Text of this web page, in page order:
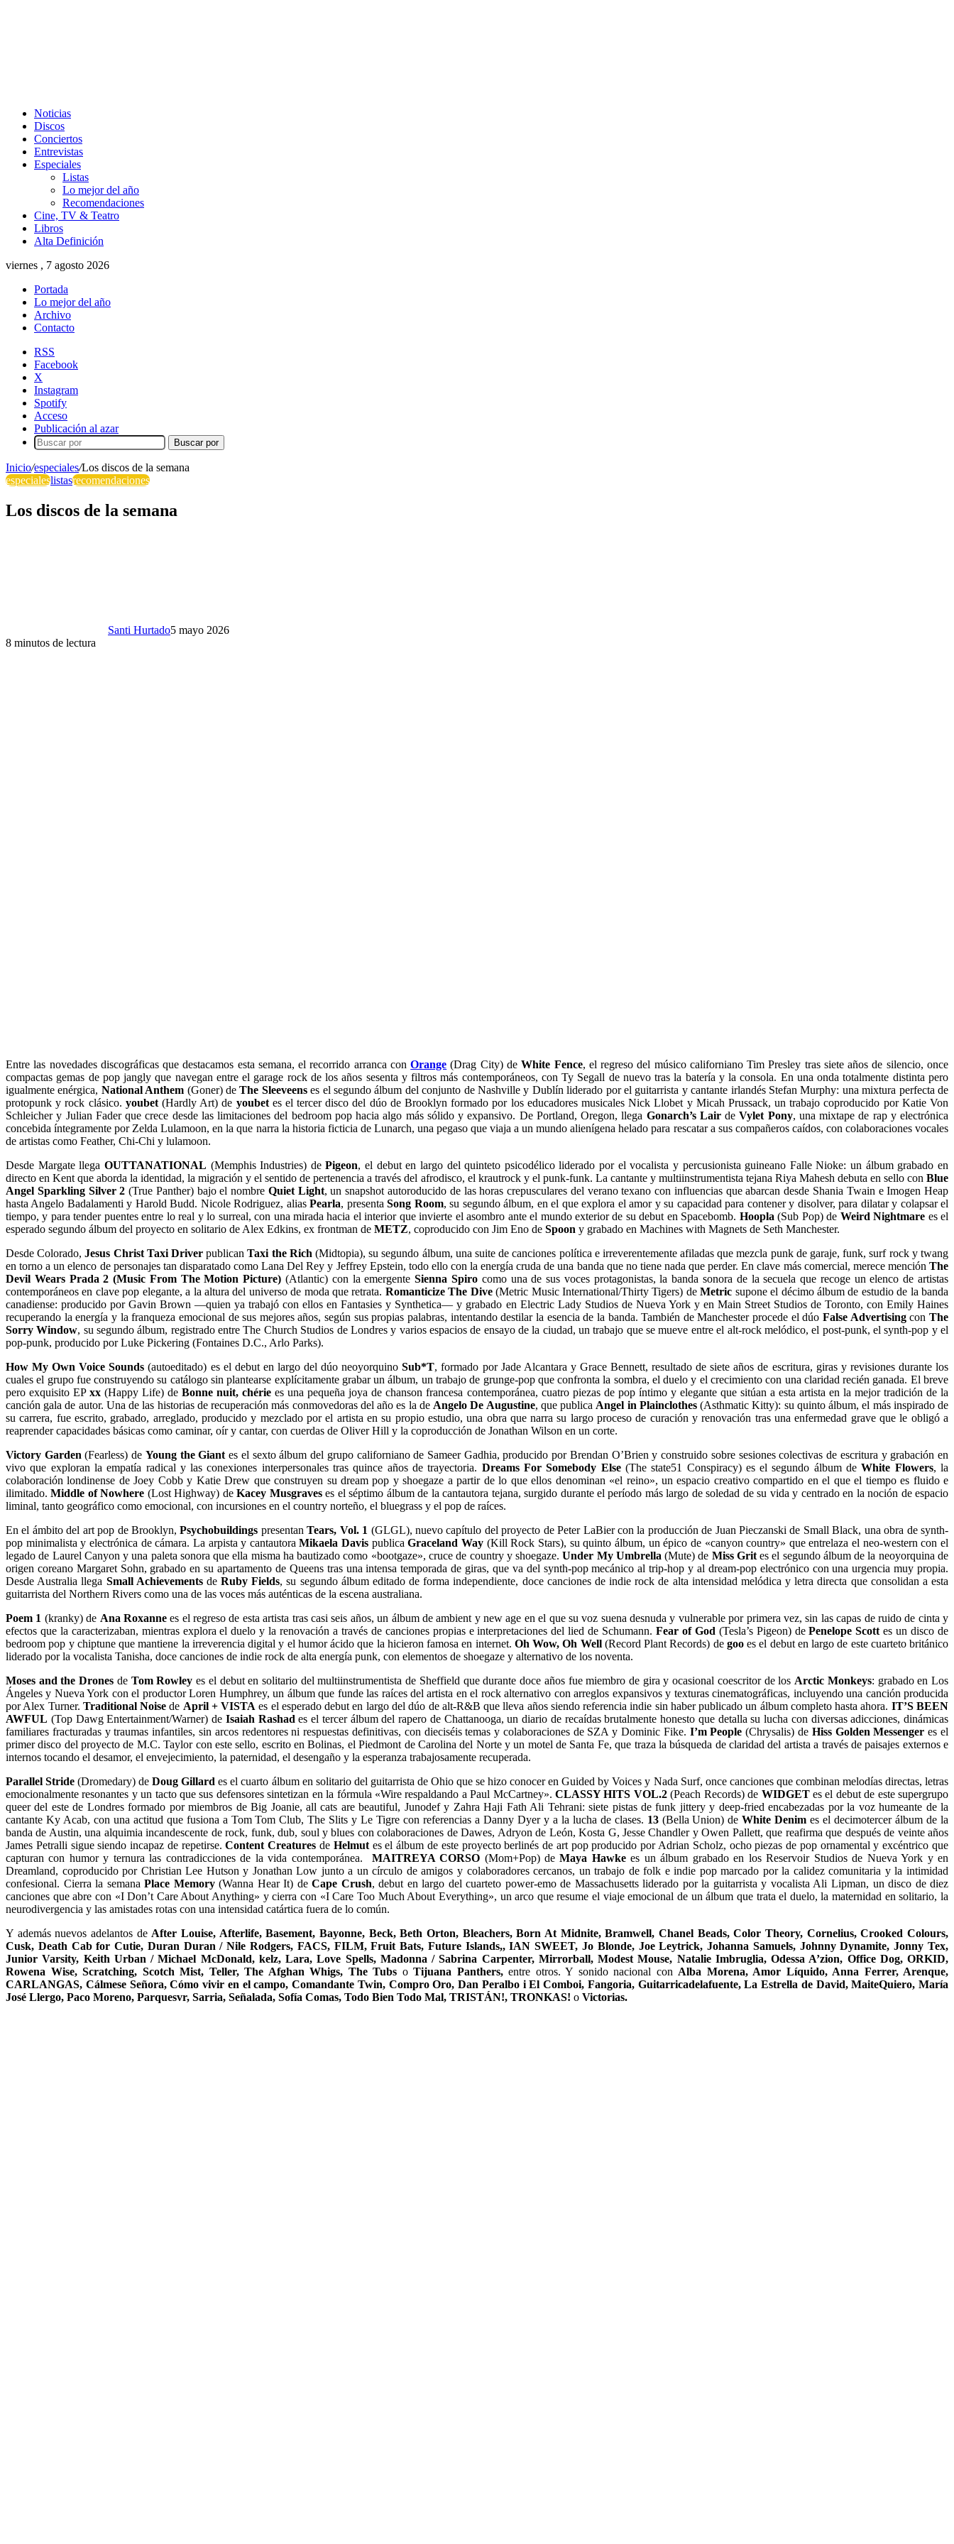
Noticias
Discos
Conciertos
Entrevistas
Especiales
Listas
Lo mejor del año
Recomendaciones
Cine, TV & Teatro
Libros
Alta Definición
viernes , 7 agosto 2026
Portada
Lo mejor del año
Archivo
Contacto
RSS
Facebook
X
Instagram
Spotify
Acceso
Publicación al azar
Buscar por
Inicio/especiales/Los discos de la semana
especialeslistasrecomendaciones
Los discos de la semana
Santi Hurtado5 mayo 2026
8 minutos de lectura
Entre las novedades discográficas que destacamos esta semana, el recorrido arranca conOrange (Drag City) deWhite Fence, el regreso del músico californiano Tim Presley tras siete años de silencio, once
compactas gemas de pop jangly que navegan entre el garage rock de los años sesenta y filtros más contemporáneos, con Ty Segall de nuevo tras la batería y la consola. En una onda totalmente distinta pero
igualmente enérgica, National Anthem (Goner) deThe Sleeveenses el segundo álbum del conjunto de Nashville y Dublín liderado por el guitarrista y cantante irlandés Stefan Murphy: una mixtura perfecta de
protopunk y rock clásico. youbet(Hardly Art) de youbetes el tercer disco del dúo de Brooklyn formado por los educadores musicales Nick Llobet y Micah Prussack, un trabajo coproducido por Katie Von
Schleicher y Julian Fader que crece desde las limitaciones del bedroom pop hacia algo más sólido y expansivo. De Portland, Oregon, llega Gonarch’s LairdeVylet Pony, una mixtape de rap y electrónica
concebida íntegramente por Zelda Lulamoon, en la que narra la historia ficticia de Lunarch, una pegaso que viaja a un mundo alienígena helado para rescatar a sus compañeros caídos, con colaboraciones vocales
de artistas como Feather, Chi-Chi y lulamoon.
Desde Margate llega OUTTANATIONAL (Memphis Industries) dePigeon, el debut en largo del quinteto psicodélico liderado por el vocalista y percusionista guineano Falle Nioke: un álbum grabado en
directo en Kent que aborda la identidad, la migración y el sentido de pertenencia a través del afrodisco, el krautrock y el punk-funk. La cantante y multiinstrumentista tejana Riya Mahesh debuta en sello con Blue
Angel Sparkling Silver 2 (True Panther) bajo el nombre Quiet Light, un snapshot autoroducido de las horas crepusculares del verano texano con influencias que abarcan desde Shania Twain e Imogen Heap
hasta Angelo Badalamenti y Harold Budd. Nicole Rodriguez, aliasPearla, presentaSong Room, su segundo álbum, en el que explora el amor y su capacidad para contener y disolver, para dilatar y colapsar el
tiempo, y para tender puentes entre lo real y lo surreal, con una mirada hacia el interior que invierte el asombro ante el mundo exterior de su debut en Spacebomb. Hoopla (Sub Pop) de Weird Nightmare es el
esperado segundo álbum del proyecto en solitario de Alex Edkins, ex frontman de METZ, coproducido con Jim Eno de Spoon y grabado en Machines with Magnets de Seth Manchester.
Desde Colorado,Jesus Christ Taxi DriverpublicanTaxi the Rich (Midtopia), su segundo álbum, una suite de canciones política e irreverentemente afiladas que mezcla punk de garaje, funk, surf rock y twang
en torno a un elenco de personajes tan disparatado como Lana Del Rey y Jeffrey Epstein, todo ello con la energía cruda de una banda que no tiene nada que perder. En clave más comercial, merece mención The
Devil Wears Prada 2 (Music From The Motion Picture) (Atlantic) con la emergenteSienna Spirocomo una de sus voces protagonistas, la banda sonora de la secuela que recoge un elenco de artistas
contemporáneos en clave pop elegante, a la altura del universo de moda que retrata. Romanticize The Dive(Metric Music International/Thirty Tigers) deMetric supone el décimo álbum de estudio de la banda
canadiense: producido por Gavin Brown —quien ya trabajó con ellos en Fantasies y Synthetica— y grabado en Electric Lady Studios de Nueva York y en Main Street Studios de Toronto, con Emily Haines
recuperando la energía y la franqueza emocional de sus mejores años, según sus propias palabras, intentando destilar la esencia de la banda. También de Manchester procede el dúoFalse AdvertisingconThe
Sorry Window, su segundo álbum, registrado entre The Church Studios de Londres y varios espacios de ensayo de la ciudad, un trabajo que se mueve entre el alt-rock melódico, el post-punk, el synth-pop y el
pop-punk, producido por Luke Pickering (Fontaines D.C., Arlo Parks).
How My Own Voice Sounds (autoeditado) es el debut en largo del dúo neoyorquinoSub*T, formado por Jade Alcantara y Grace Bennett, resultado de siete años de escritura, giras y revisiones durante los
cuales el grupo fue construyendo su catálogo sin plantearse explícitamente grabar un álbum, un trabajo de grunge-pop que confronta la sombra, el duelo y el crecimiento con una claridad recién ganada. El breve
pero exquisito EPxx (Happy Life) deBonne nuit, chériees una pequeña joya de chanson francesa contemporánea, cuatro piezas de pop íntimo y elegante que sitúan a esta artista en la mejor tradición de la
canción gala de autor. Una de las historias de recuperación más conmovedoras del año es la de Angelo De Augustine, que publica Angel in Plainclothes(Asthmatic Kitty): su quinto álbum, el más inspirado de
su carrera, fue escrito, grabado, arreglado, producido y mezclado por el artista en su propio estudio, una obra que narra su largo proceso de curación y renovación tras una enfermedad grave que le obligó a
reaprender capacidades básicas como caminar, oír y cantar, con cuerdas de Oliver Hill y la coproducción de Jonathan Wilson en un corte.
Victory Garden (Fearless) de Young the Giant es el sexto álbum del grupo californiano de Sameer Gadhia, producido por Brendan O’Brien y construido sobre sesiones colectivas de escritura y grabación en
vivo que exploran la empatía radical y las conexiones interpersonales tras quince años de trayectoria. Dreams For Somebody Else(The state51 Conspiracy) es el segundo álbum deWhite Flowers, la
colaboración londinense de Joey Cobb y Katie Drew que construyen su dream pop y shoegaze a partir de lo que ellos denominan «el reino», un espacio creativo compartido en el que el tiempo es fluido e
ilimitado.Middle of Nowhere (Lost Highway) deKacey Musgraveses el séptimo álbum de la cantautora tejana, surgido durante el período más largo de soledad de su vida y centrado en la noción de espacio
liminal, tanto geográfico como emocional, con incursiones en el country norteño, el bluegrass y el pop de raíces.
En el ámbito del art pop de Brooklyn,Psychobuildings presentanTears, Vol. 1 (GLGL), nuevo capítulo del proyecto de Peter LaBier con la producción de Juan Pieczanski de Small Black, una obra de synth-
pop minimalista y electrónica de cámara. La arpista y cantautoraMikaela Davis publicaGraceland Way (Kill Rock Stars), su quinto álbum, un épico de «canyon country» que entrelaza el neo-western con el
legado de Laurel Canyon y una paleta sonora que ella misma ha bautizado como «bootgaze», cruce de country y shoegaze.Under My Umbrella (Mute) de Miss Grites el segundo álbum de la neoyorquina de
origen coreano Margaret Sohn, grabado en su apartamento de Queens tras una intensa temporada de giras, que va del synth-pop mecánico al trip-hop y al dream-pop electrónico con una urgencia muy propia.
Desde Australia llega Small AchievementsdeRuby Fields, su segundo álbum editado de forma independiente, doce canciones de indie rock de alta intensidad melódica y letra directa que consolidan a esta
guitarrista del Northern Rivers como una de las voces más auténticas de la escena australiana.
Poem 1 (kranky) de Ana Roxannees el regreso de esta artista tras casi seis años, un álbum de ambient y new age en el que su voz suena desnuda y vulnerable por primera vez, sin las capas de ruido de cinta y
efectos que la caracterizaban, mientras explora el duelo y la renovación a través de canciones propias e interpretaciones del lied de Schumann. Fear of God (Tesla’s Pigeon) dePenelope Scott es un disco de
bedroom pop y chiptune que mantiene la irreverencia digital y el humor ácido que la hicieron famosa en internet. Oh Wow, Oh Well(Record Plant Records) de gooes el debut en largo de este cuarteto británico
liderado por la vocalista Tanisha, doce canciones de indie rock de alta energía punk, con elementos de shoegaze y alternativo de los noventa.
Moses and the Drones de Tom Rowley es el debut en solitario del multiinstrumentista de Sheffield que durante doce años fue miembro de gira y ocasional coescritor de los Arctic Monkeys: grabado en Los
Ángeles y Nueva York con el productor Loren Humphrey, un álbum que funde las raíces del artista en el rock alternativo con arreglos expansivos y texturas cinematográficas, incluyendo una canción producida
por Alex Turner. Traditional Noise de April + VISTA es el esperado debut en largo del dúo de alt-R&B que lleva años siendo referencia indie sin haber publicado un álbum completo hasta ahora. IT’S BEEN
AWFUL (Top Dawg Entertainment/Warner) de Isaiah Rashad es el tercer álbum del rapero de Chattanooga, un diario de recaídas brutalmente honesto que detalla su lucha con diversas adicciones, dinámicas
familiares fracturadas y traumas infantiles, sin arcos redentores ni respuestas definitivas, con dieciséis temas y colaboraciones de SZA y Dominic Fike. I’m People (Chrysalis) de Hiss Golden Messenger es el
primer disco del proyecto de M.C. Taylor con este sello, escrito en Bolinas, el Piedmont de Carolina del Norte y un motel de Santa Fe, que traza la búsqueda de claridad del artista a través de paisajes externos e
internos tocando el desamor, el envejecimiento, la paternidad, el desengaño y la esperanza trabajosamente recuperada.
Parallel Stride (Dromedary) deDoug Gillard es el cuarto álbum en solitario del guitarrista de Ohio que se hizo conocer en Guided by Voices y Nada Surf, once canciones que combinan melodías directas, letras
emocionalmente resonantes y un tacto que sus defensores sintetizan en la fórmula «Wire respaldando a Paul McCartney».CLASSY HITS VOL.2(Peach Records) de WIDGETes el debut de este supergrupo
queer del este de Londres formado por miembros de Big Joanie, all cats are beautiful, Junodef y Zahra Haji Fath Ali Tehrani: siete pistas de funk jittery y deep-fried encabezadas por la voz humeante de la
cantante Ky Acab, con una actitud que fusiona a Tom Tom Club, The Slits y Le Tigre con referencias a Danny Dyer y a la lucha de clases. 13(Bella Union) deWhite Denim es el decimotercer álbum de la
banda de Austin, una alquimia incandescente de rock, funk, dub, soul y blues con colaboraciones de Dawes, Adryon de León, Kosta G, Jesse Chandler y Owen Pallett, que reafirma que después de veinte años
James Petralli sigue siendo incapaz de repetirse.Content Creatures de Helmutes el álbum de este proyecto berlinés de art pop producido por Adrian Scholz, ocho piezas de pop ornamental y excéntrico que
capturan con humor y ternura las contradicciones de la vida contemporánea. MAITREYA CORSO (Mom+Pop) deMaya Hawkees un álbum grabado en los Reservoir Studios de Nueva York y en
Dreamland, coproducido por Christian Lee Hutson y Jonathan Low junto a un círculo de amigos y colaboradores cercanos, un trabajo de folk e indie pop marcado por la calidez comunitaria y la intimidad
confesional. Cierra la semanaPlace Memory(Wanna Hear It) deCape Crush, debut en largo del cuarteto power-emo de Massachusetts liderado por la guitarrista y vocalista Ali Lipman, un disco de diez
canciones que abre con «I Don’t Care About Anything» y cierra con «I Care Too Much About Everything», un arco que resume el viaje emocional de un álbum que trata el duelo, la maternidad en solitario, la
neurodivergencia y las amistades rotas con una intensidad catártica fuera de lo común.
Y además nuevos adelantos de After Louise, Afterlife, Basement, Bayonne, Beck, Beth Orton, Bleachers, Born At Midnite, Bramwell, Chanel Beads, Color Theory, Cornelius, Crooked Colours,
Cusk, Death Cab for Cutie, Duran Duran / Nile Rodgers, FACS, FILM, Fruit Bats, Future Islands,, IAN SWEET, Jo Blonde, Joe Leytrick, Johanna Samuels, Johnny Dynamite, Jonny Tex,
Junior Varsity, Keith Urban / Michael McDonald, kelz, Lara, Love Spells, Madonna / Sabrina Carpenter, Mirrorball, Modest Mouse, Natalie Imbruglia, Odessa A’zion, Office Dog, ORKID,
Rowena Wise, Scratching, Scotch Mist, Teller, The Afghan Whigs, The Tubs o Tijuana Panthers,entre otros. Y sonido nacional con Alba Morena, Amor Líquido, Anna Ferrer, Arenque,
CARLANGAS, Cálmese Señora, Cómo vivir en el campo, Comandante Twin, Compro Oro, Dan Peralbo i El Comboi, Fangoria, Guitarricadelafuente, La Estrella de David, MaiteQuiero, María
José Llergo, Paco Moreno, Parquesvr, Sarria, Señalada, Sofía Comas, Todo Bien Todo Mal, TRISTÁN!, TRONKAS! o Victorias.